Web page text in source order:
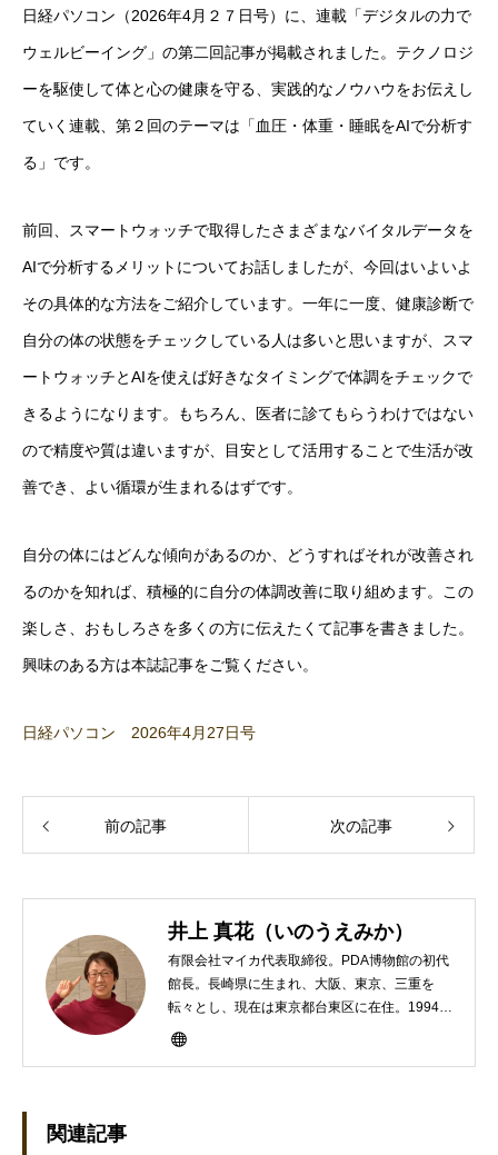
日経パソコン（2026年4月２７日号）に、連載「デジタルの力で
ウェルビーイング」の第二回記事が掲載されました。テクノロジ
ーを駆使して体と心の健康を守る、実践的なノウハウをお伝えし
ていく連載、第２回のテーマは「血圧・体重・睡眠をAIで分析す
る」です。
前回、スマートウォッチで取得したさまざまなバイタルデータを
AIで分析するメリットについてお話しましたが、今回はいよいよ
その具体的な方法をご紹介しています。一年に一度、健康診断で
自分の体の状態をチェックしている人は多いと思いますが、スマ
ートウォッチとAIを使えば好きなタイミングで体調をチェックで
きるようになります。もちろん、医者に診てもらうわけではない
ので精度や質は違いますが、目安として活用することで生活が改
善でき、よい循環が生まれるはずです。
自分の体にはどんな傾向があるのか、どうすればそれが改善され
るのかを知れば、積極的に自分の体調改善に取り組めます。この
楽しさ、おもしろさを多くの方に伝えたくて記事を書きました。
興味のある方は本誌記事をご覧ください。
日経パソコン 2026年4月27日号
前の記事 次の記事
井上 真花（いのうえみか）
有限会社マイカ代表取締役。PDA博物館の初代
館長。長崎県に生まれ、大阪、東京、三重を
転々とし、現在は東京都台東区に在住。1994年
にHP100LXと出会ったのをきかっけに、フリ
関連記事